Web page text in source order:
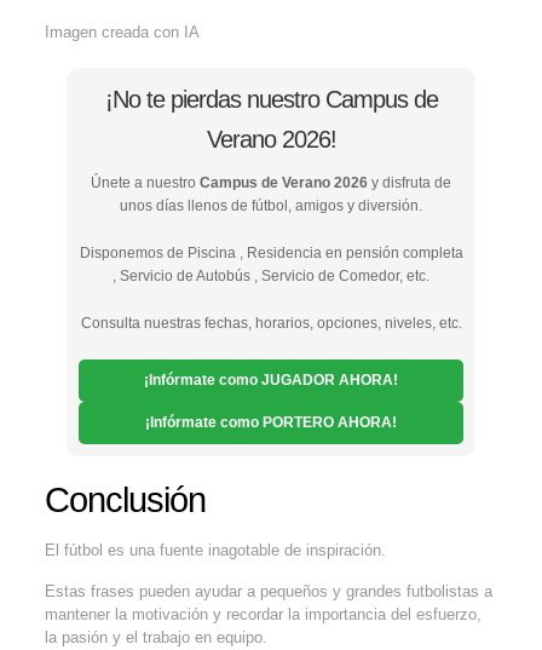
Imagen creada con IA
¡No te pierdas nuestro Campus de
Verano 2026!
Únete a nuestro Campus de Verano 2026 y disfruta de
unos días llenos de fútbol, amigos y diversión.
Disponemos de Piscina , Residencia en pensión completa
, Servicio de Autobús , Servicio de Comedor, etc.
Consulta nuestras fechas, horarios, opciones, niveles, etc.
¡Infórmate como JUGADOR AHORA!
¡Infórmate como PORTERO AHORA!
Conclusión
El fútbol es una fuente inagotable de inspiración.
Estas frases pueden ayudar a pequeños y grandes futbolistas a
mantener la motivación y recordar la importancia del esfuerzo,
la pasión y el trabajo en equipo.